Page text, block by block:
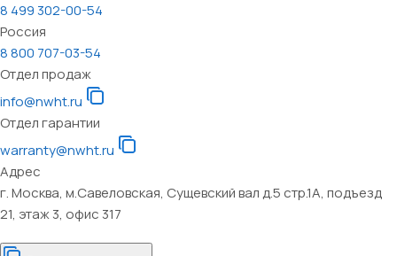
8 499 302-00-54
Россия
8 800 707-03-54
Отдел продаж
info@nwht.ru
Отдел гарантии
warranty@nwht.ru
Адрес
г. Москва, м.Савеловская, Сущевский вал д.5 стр.1А, подъезд
21, этаж 3, офис 317